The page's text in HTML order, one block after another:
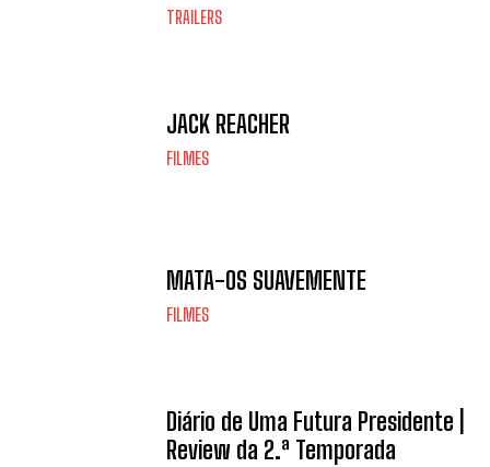
TRAILERS
JACK REACHER
FILMES
MATA-OS SUAVEMENTE
FILMES
Diário de Uma Futura Presidente |
Review da 2.ª Temporada